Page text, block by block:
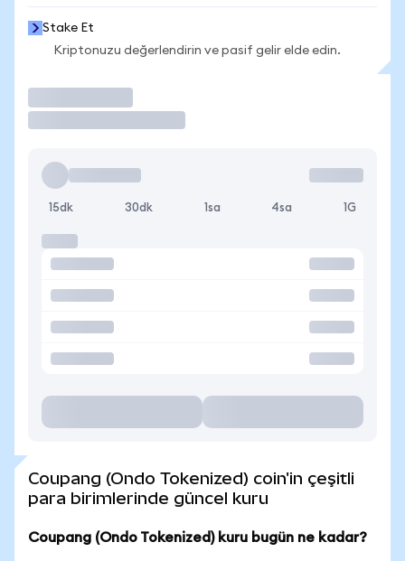
Stake Et
Kriptonuzu değerlendirin ve pasif gelir elde edin.
15dk 30dk 1sa 4sa 1G
Coupang (Ondo Tokenized) coin'in çeşitli
para birimlerinde güncel kuru
Coupang (Ondo Tokenized) kuru bugün ne kadar?